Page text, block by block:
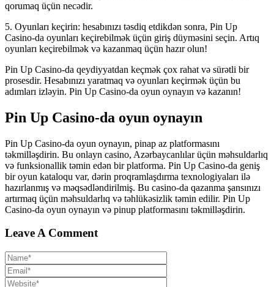
qorumaq üçün necədir.
5. Oyunları keçirin: hesabınızı təsdiq etdikdən sonra, Pin Up
Casino-da oyunları keçirebilmək üçün giriş düyməsini seçin. Artıq
oyunları keçirebilmək və kazanmaq üçün hazır olun!
Pin Up Casino-da qeydiyyatdan keçmək çox rahat və sürətli bir
prosesdir. Hesabınızı yaratmaq və oyunları keçirmək üçün bu
adımları izləyin. Pin Up Casino-da oyun oynayın və kazanın!
Pin Up Casino-da oyun oynayın
Pin Up Casino-da oyun oynayın, pinap az platformasını
təkmilləşdirin. Bu onlayn casino, Azərbaycanlılar üçün məhsuldarlıq
və funksionallik təmin edən bir platforma. Pin Up Casino-da geniş
bir oyun kataloqu var, dərin proqramlaşdırma texnologiyaları ilə
hazırlanmış və məqsədləndirilmiş. Bu casino-da qazanma şansınızı
artırmaq üçün məhsuldarlıq və təhlükəsizlik təmin edilir. Pin Up
Casino-da oyun oynayın və pinup platformasını təkmilləşdirin.
Leave A Comment